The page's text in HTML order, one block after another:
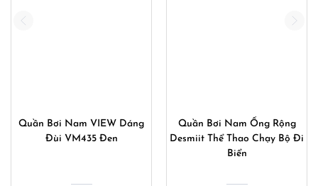
Quần Bơi Nam VIEW Dáng
Đùi VM435 Đen
Quần Bơi Nam Ống Rộng
Desmiit Thể Thao Chạy Bộ Đi
Biển